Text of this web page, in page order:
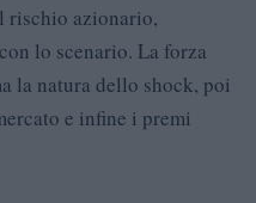
rischio azionario,
lo scenario. La forza
la natura dello shock, poi
e infine i premi